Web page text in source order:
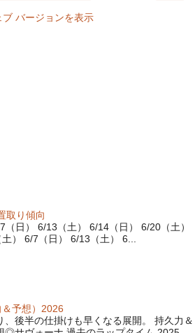
ブ バージョンを表示
取り傾向
日） 6/13（土） 6/14（日） 6/20（土）
） 6/7（日） 6/13（土） 6...
予想）2026
、後半の仕掛けも早くなる展開。 持久力＆